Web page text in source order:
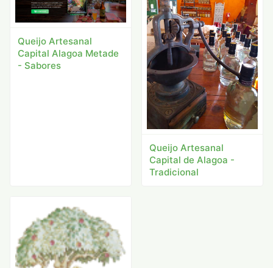
Queijo Artesanal
Capital Alagoa Metade
- Sabores
Queijo Artesanal
Capital de Alagoa -
Tradicional